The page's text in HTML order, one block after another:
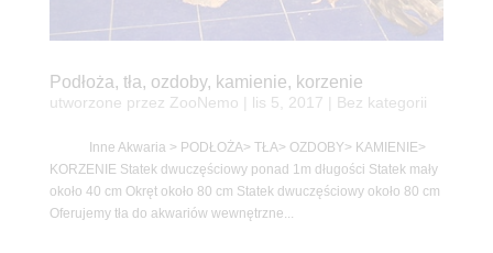
Podłoża, tła, ozdoby, kamienie, korzenie
utworzone przez ZooNemo lis 5, 2017 | Bez kategorii
Inne Akwaria > PODŁOŻA> TŁA> OZDOBY> KAMIENIE>
KORZENIE Statek dwuczęściowy ponad 1m długości Statek mały
około 40 cm Okręt około 80 cm Statek dwuczęściowy około 80 cm
Oferujemy tła do akwariów wewnętrzne...